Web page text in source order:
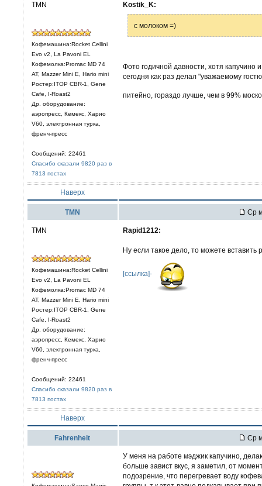
TMN
Кофемашина:Rocket Cellini
Evo v2, La Pavoni EL
Кофемолка:Promac MD 74
AT, Mazzer Mini E, Hario mini
Ростер:ITOP CBR-1, Gene
Cafe, I-Roast2
Др. оборудование:
аэропресс, Кемекс, Харио
V60, электронная турка,
френч-пресс
Сообщений: 22461
Спасибо сказали 9820 раз в
7813 постах
Kostik_K:
с молоком =)
Фото годичной давности, хотя капучино
сегодня как раз делал "уважаемому
питейно, гораздо лучше, чем в 99%
Наверх
TMN Ср
TMN
Кофемашина:Rocket Cellini
Evo v2, La Pavoni EL
Кофемолка:Promac MD 74
AT, Mazzer Mini E, Hario mini
Ростер:ITOP CBR-1, Gene
Cafe, I-Roast2
Др. оборудование:
аэропресс, Кемекс, Харио
V60, электронная турка,
френч-пресс
Сообщений: 22461
Спасибо сказали 9820 раз в
7813 постах
Rapid1212:
Ну если такое дело, то можете вставить
[ссылка]-
Наверх
Fahrenheit Ср
У меня на работе мэджик капучино,
больше завист вкус, я заметил, от
подозрение, что перегревает воду